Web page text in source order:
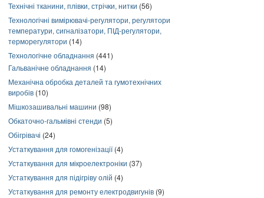
Технічні тканини, плівки, стрічки, нитки (56)
Технологічні вимірювачі-регулятори, регулятори
температури, сигналізатори, ПІД-регулятори,
терморегулятори (14)
Технологічне обладнання (441)
Гальванічне обладнання (14)
Механічна обробка деталей та гумотехнічних
виробів (10)
Мішкозашивальні машини (98)
Обкаточно-гальмівні стенди (5)
Обігрівачі (24)
Устаткування для гомогенізації(4)
Устаткування для мікроелектроніки (37)
Устаткування для підігріву олій (4)
Устаткування для ремонту електродвигунів (9)